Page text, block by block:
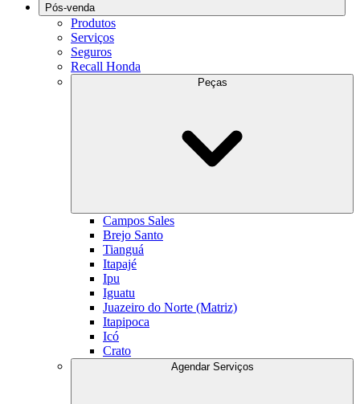
Pós-venda
Produtos
Serviços
Seguros
Recall Honda
Campos Sales
Brejo Santo
Tianguá
Itapajé
Ipu
Iguatu
Juazeiro do Norte (Matriz)
Itapipoca
Icó
Crato